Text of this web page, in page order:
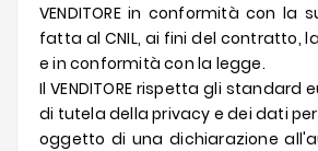
VENDITORE in conformità con la
fatta al CNIL, ai fini del contratto,
e in conformità con la legge.
Il VENDITORE rispetta gli standard
di tutela della privacy e dei dati
oggetto di una dichiarazione